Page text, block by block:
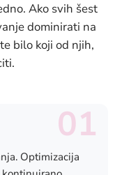
Ako svih šest
dominirati na
bilo koji od njih,
01
Optimizacija